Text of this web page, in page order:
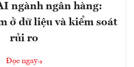
ngành ngân hàng:
ở dữ liệu và kiểm soát
rủi ro
Đọc ngay